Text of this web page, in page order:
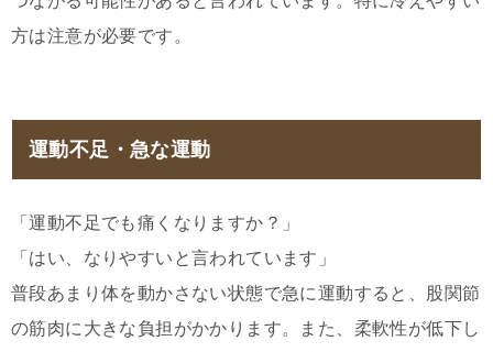
方は注意が必要です。
運動不足・急な運動
「運動不足でも痛くなりますか？」
「はい、なりやすいと言われています」
普段あまり体を動かさない状態で急に運動すると、股関節
の筋肉に大きな負担がかかります。また、柔軟性が低下し